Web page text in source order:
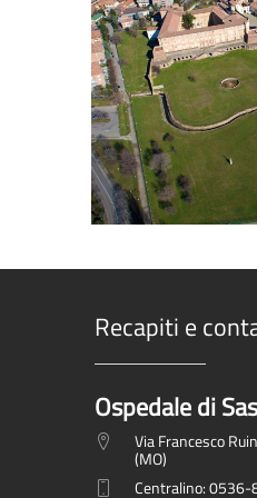
Recapiti e
Ospedale di
Via Francesco
(MO)
Centralino: 0536-